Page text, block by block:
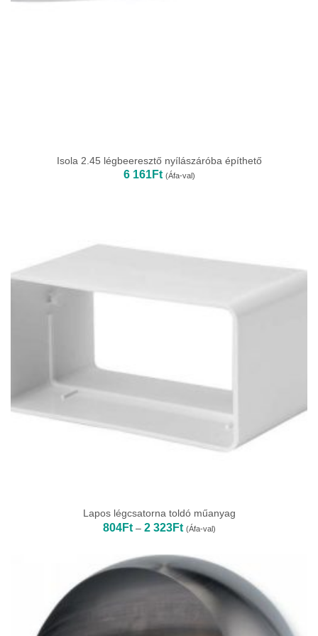
Isola 2.45 légbeeresztő nyílászáróba építhető
6 161Ft (Áfa-val)
Lapos légcsatorna toldó műanyag
804Ft – 2 323FtÁrtartomány:
804Ft
2
323Ft
(Áfa-val)